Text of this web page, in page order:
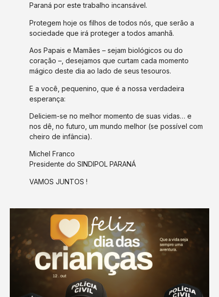
Paraná por este trabalho incansável.
Protegem hoje os filhos de todos nós, que serão a
sociedade que irá proteger a todos amanhã.
Aos Papais e Mamães – sejam biológicos ou do
coração –, desejamos que curtam cada momento
mágico deste dia ao lado de seus tesouros.
E a você, pequenino, que é a nossa verdadeira
esperança:
Deliciem-se no melhor momento de suas vidas… e
nos dê, no futuro, um mundo melhor (se possível com
cheiro de infância).
Michel Franco
Presidente do SINDIPOL PARANÁ
VAMOS JUNTOS !